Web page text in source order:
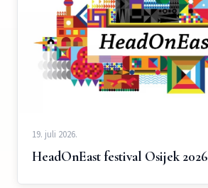
19. juli 2026.
HeadOnEast festival Osijek 2026